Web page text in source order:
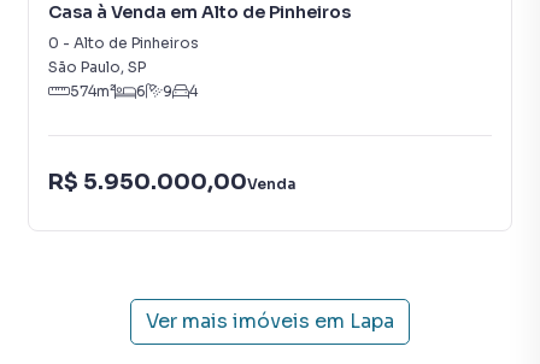
Casa à Venda em Alto de Pinheiros
0 - Alto de Pinheiros
São Paulo, SP
574m² 6 9 4
R$ 5.950.000,00Venda
Ver mais imóveis em Lapa